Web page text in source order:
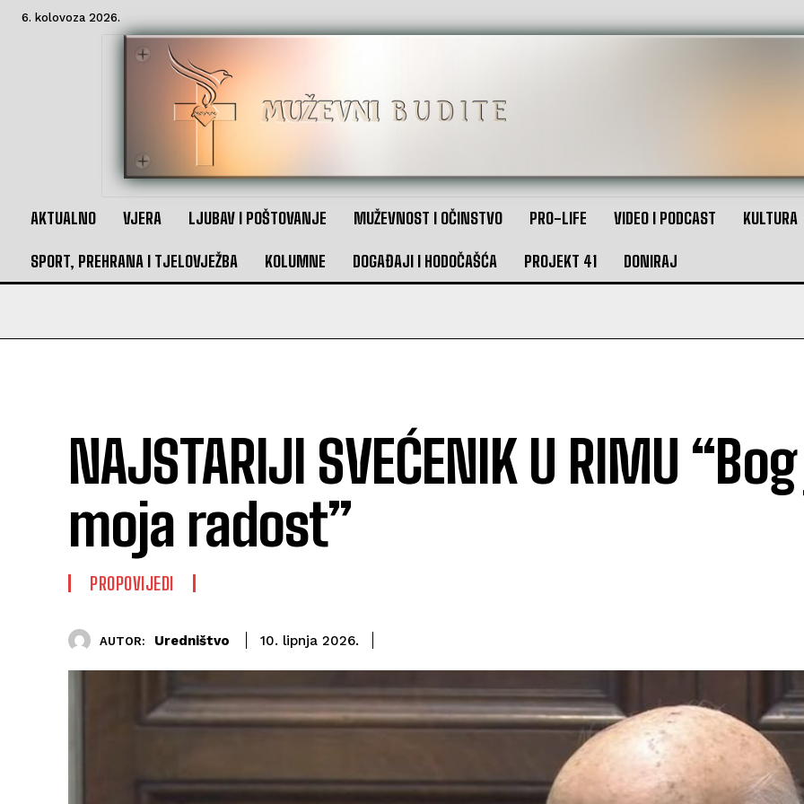
6. kolovoza 2026.
AKTUALNO VJERA LJUBAV I POŠTOVANJE MUŽEVNOST I OČINSTVO PRO-LIFE VIDEO I PODCAST KULTURA
SPORT, PREHRANA I TJELOVJEŽBA KOLUMNE DOGAĐAJI I HODOČAŠĆA PROJEKT 41 DONIRAJ
NAJSTARIJI SVEĆENIK U RIMU
moja radost”
PROPOVIJEDI
AUTOR: Uredništvo 10. lipnja 2026.